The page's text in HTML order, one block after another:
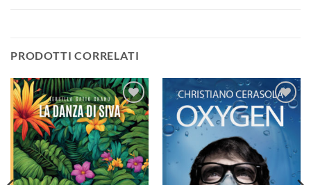
PRODOTTI CORRELATI
Aggiungi
alla lista
dei
desideri
Aggiungi
alla lista
dei